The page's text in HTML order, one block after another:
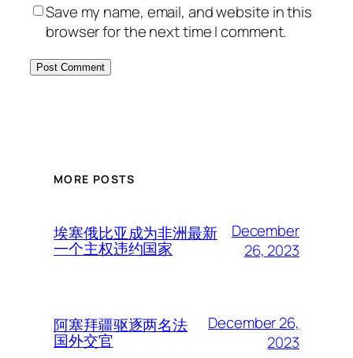
Save my name, email, and website in this
browser for the next time I comment.
MORE POSTS
埃塞俄比亚成为非洲最新
一个主权违约国家
December
26, 2023
阿塞拜疆驱逐两名法
国外交官
December 26,
2023